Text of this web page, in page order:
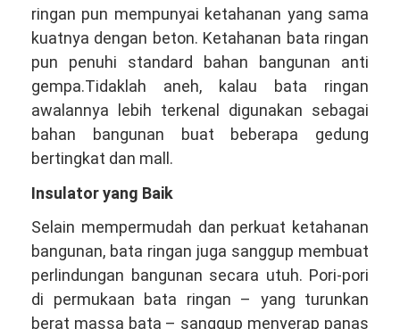
ringan pun mempunyai ketahanan yang sama
kuatnya dengan beton. Ketahanan bata ringan
pun penuhi standard bahan bangunan anti
gempa.Tidaklah aneh, kalau bata ringan
awalannya lebih terkenal digunakan sebagai
bahan bangunan buat beberapa gedung
bertingkat dan mall.
Insulator yang Baik
Selain mempermudah dan perkuat ketahanan
bangunan, bata ringan juga sanggup membuat
perlindungan bangunan secara utuh. Pori-pori
di permukaan bata ringan – yang turunkan
berat massa bata – sanggup menyerap panas